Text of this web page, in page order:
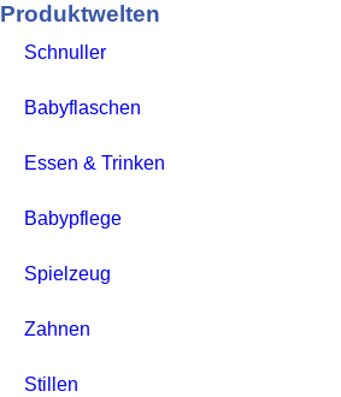
Produktwelten
Schnuller
Babyflaschen
Essen & Trinken
Babypflege
Spielzeug
Zahnen
Stillen